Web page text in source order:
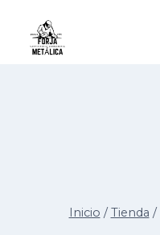
contenido
Inicio / Tienda /